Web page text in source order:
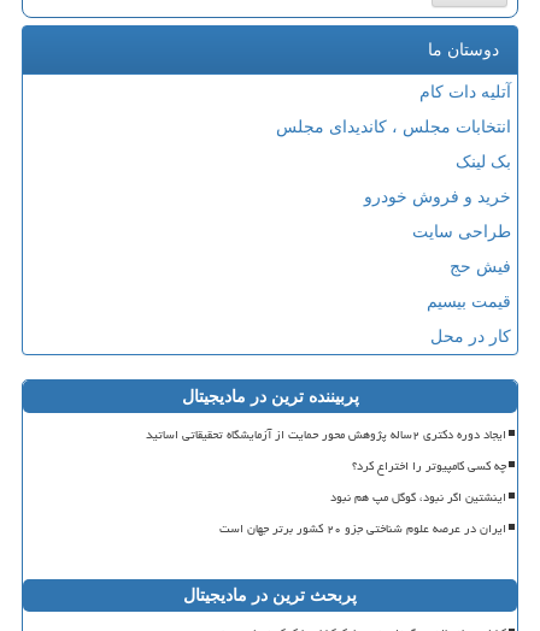
دوستان ما
آتلیه دات کام
انتخابات مجلس ، کاندیدای مجلس
بک لینک
خرید و فروش خودرو
طراحی سایت
فیش حج
قیمت بیسیم
کار در محل
پربیننده ترین در مادیجیتال
ایجاد دوره دکتری ۲ساله پژوهش محور حمایت از آزمایشگاه تحقیقاتی اساتید
چه کسی کامپیوتر را اختراع کرد؟
اینشتین اگر نبود، گوگل مپ هم نبود
ایران در عرصه علوم شناختی جزو ۲۰ کشور برتر جهان است
پربحث ترین در مادیجیتال